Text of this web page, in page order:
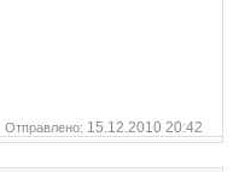
Отправлено: 15.12.2010 20:42